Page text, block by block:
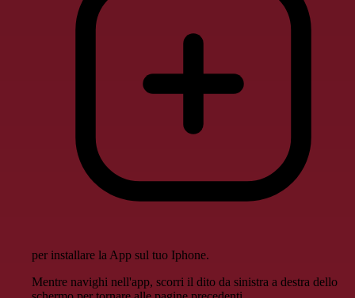
per installare la App sul tuo Iphone.
Mentre navighi nell'app, scorri il dito da sinistra a destra dello